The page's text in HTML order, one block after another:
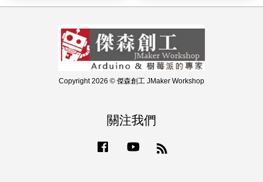
Copyright 2026 © 傑森創工 JMaker Workshop
關注我們
Facebook YouTube